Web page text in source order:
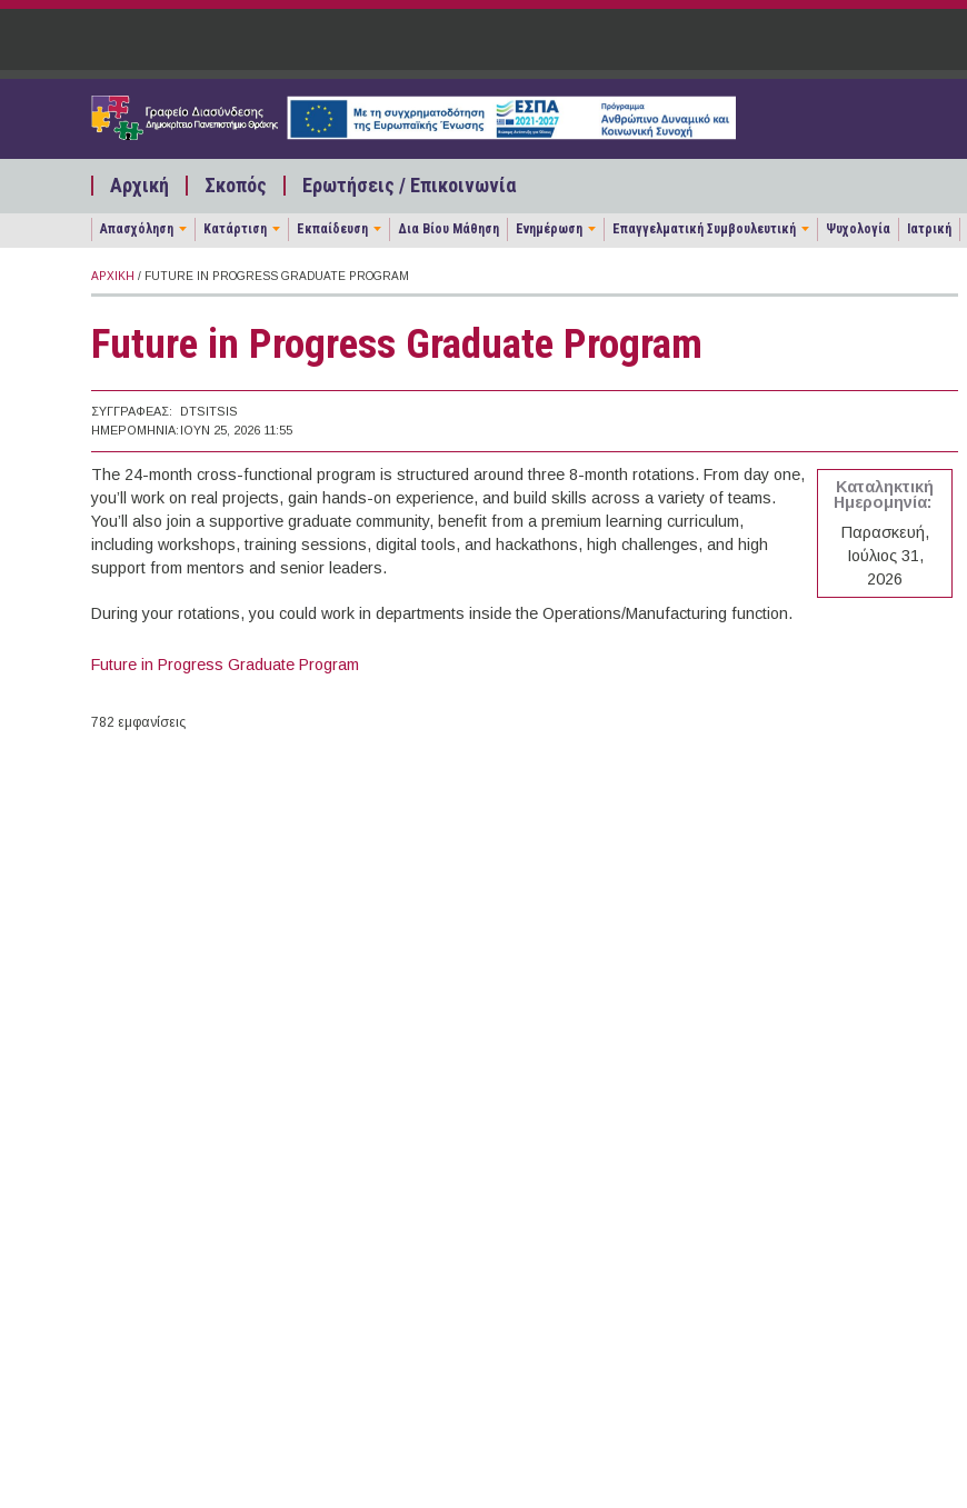
Παράκαμψη προς το κυρίως περιεχόμενο
Αρχική Σκοπός Ερωτήσεις / Επικοινωνία
Απασχόληση Κατάρτιση Εκπαίδευση Δια Βίου Μάθηση Ενημέρωση Επαγγελματική Συμβουλευτική Ψυχολογία Ιατρική
ΑΡΧΙΚΉ / FUTURE IN PROGRESS GRADUATE PROGRAM
Future in Progress Graduate Program
ΣΥΓΓΡΑΦΈΑΣ:
DTSITSIS
ΗΜΕΡΟΜΗΝΊΑ: ΙΟΥΝ 25, 2026 11:55
Καταληκτική
Ημερομηνία:
Παρασκευή,
Ιούλιος 31,
2026
The 24-month cross-functional program is structured around three 8-month rotations. From day one,
you’ll work on real projects, gain hands-on experience, and build skills across a variety of teams.
You’ll also join a supportive graduate community, benefit from a premium learning curriculum,
including workshops, training sessions, digital tools, and hackathons, high challenges, and high
support from mentors and senior leaders.
During your rotations, you could work in departments inside the Operations/Manufacturing function.
Future in Progress Graduate Program
782 εμφανίσεις